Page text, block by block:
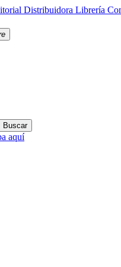
Distribuidora Librería
Buscar
aquí